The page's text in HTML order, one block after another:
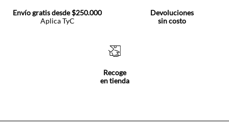
Envío gratis desde $250.000
Aplica TyC
Devoluciones
sin costo
Recoge
en tienda